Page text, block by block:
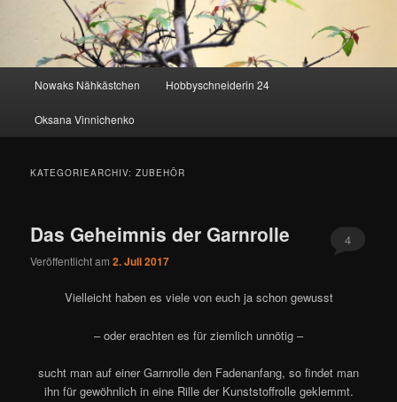
Nowaks Nähkästchen Hobbyschneiderin 24
Oksana Vinnichenko
KATEGORIEARCHIV:ZUBEHÖR
Das Geheimnis der Garnrolle
Veröffentlicht am2. Juli 2017
4
Vielleicht haben es viele von euch ja schon gewusst
– oder erachten es für ziemlich unnötig –
sucht man auf einer Garnrolle den Fadenanfang, so findet man
ihn für gewöhnlich in eine Rille der Kunststoffrolle geklemmt.